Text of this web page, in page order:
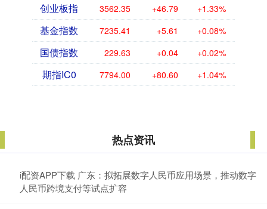
创业板指 3562.35 +46.79 +1.33%
基金指数 7235.41 +5.61 +0.08%
国债指数 229.63 +0.04 +0.02%
期指IC0 7794.00 +80.60 +1.04%
热点资讯
i配资APP下载 广东：拟拓展数字人民币应用场景，推动数字
人民币跨境支付等试点扩容